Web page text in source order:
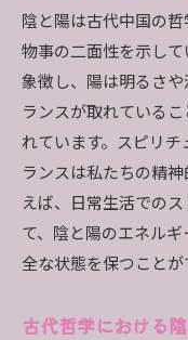
ポジティ
ネガティブ
エネルギー
ポジティブ
スピリチュ
ガティブの
エネルギー
ポジティブ
陰と陽は古代中国の
物事の二面性を示し
象徴し、陽は明るさ
ランスが取れている
れています。スピリ
ランスは私たちの精
えば、日常生活での
て、陰と陽のエネル
全な状態を保つことが
古代哲学における